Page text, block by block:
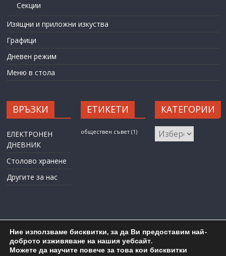
Секции
Изящни и приложни изкуства
Графици
Дневен режим
Меню в стола
ВРЪЗКИ
ЕЛЕКТРОНЕН
ДНЕВНИК
Столово хранене
Другите за нас
ЕТИКЕТИ
обществен съвет (1)
КАТЕГОРИИ
КАТЕГОРИИ
Карта на сайта Административен достъп
Ние използваме бисквитки, за да Ви предоставим най-
доброто изживяване на нашия уебсайт.
Можете да научите повече за това кои бисквитки